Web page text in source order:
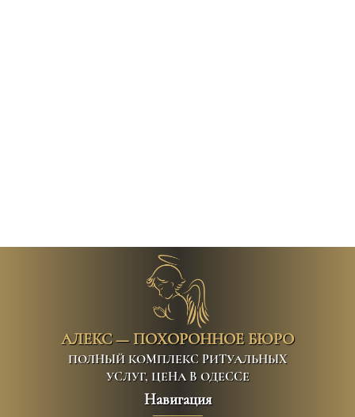
Навигация
АЛЕКС — ПОХОРОННОЕ БЮРО
ПОЛНЫЙ КОМПЛЕКС РИТУАЛЬНЫХ
УСЛУГ, ЦЕНА В ОДЕССЕ